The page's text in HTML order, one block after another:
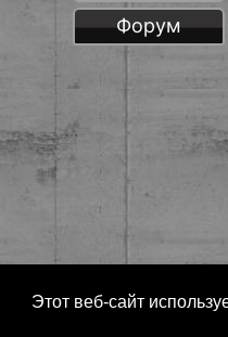
Этот веб-сайт
Форум